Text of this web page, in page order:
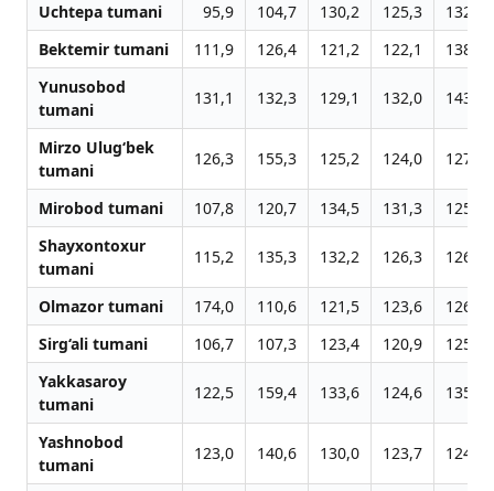
Uchtepa tumani
95,9 104,7 130,2 125,3
132,1
Bektemir tumani
111,9 126,4 121,2 122,1
138,2
Yunusobod
tumani
131,1 132,3 129,1 132,0 143,1
Mirzo Ulug‘bek
tumani
126,3 155,3 125,2 124,0 127,1
Mirobod tumani 107,8 120,7 134,5 131,3
125,9
Shayxontoxur
tumani
115,2 135,3 132,2 126,3 126,9
Olmazor tumani 174,0 110,6 121,5 123,6
126,2
Sirg‘ali tumani
106,7 107,3 123,4 120,9
125,6
Yakkasaroy
tumani
122,5 159,4 133,6 124,6 135,3
Yashnobod
tumani
123,0 140,6 130,0 123,7 124,8